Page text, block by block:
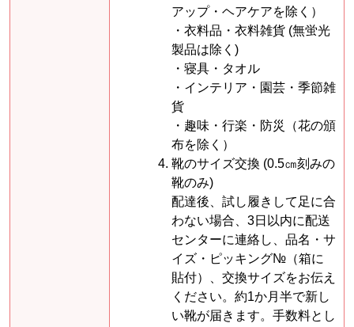
アップ・ヘアケアを除く）
・衣料品・衣料雑貨 (無蛍光
製品は除く)
・寝具・タオル
・インテリア・園芸・季節雑
貨
・趣味・行楽・防災（花の頒
布を除く）
靴のサイズ交換 (0.5㎝刻みの
靴のみ)
配達後、試し履きして足に合
わない場合、3日以内に配送
センターに連絡し、品名・サ
イズ・ピッキング№（箱に
貼付）、交換サイズをお伝え
ください。約1か月半で新し
い靴が届きます。手数料とし